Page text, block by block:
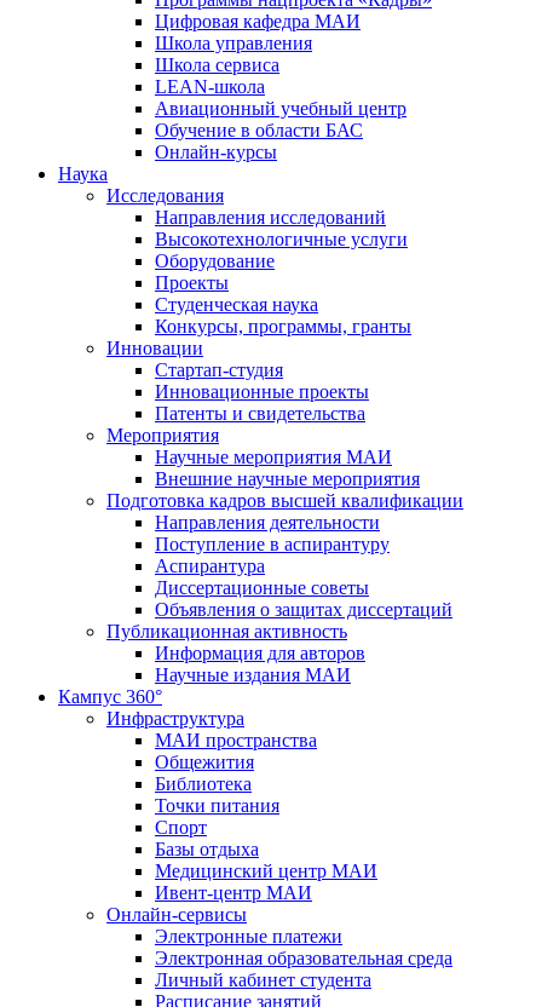
Цифровая кафедра МАИ
Школа управления
Школа сервиса
LEAN-школа
Авиационный учебный центр
Обучение в области БАС
Онлайн-курсы
Наука
Исследования
Направления исследований
Высокотехнологичные услуги
Оборудование
Проекты
Студенческая наука
Конкурсы, программы, гранты
Инновации
Стартап-студия
Инновационные проекты
Патенты и свидетельства
Мероприятия
Научные мероприятия МАИ
Внешние научные мероприятия
Подготовка кадров высшей квалификации
Направления деятельности
Поступление в аспирантуру
Аспирантура
Диссертационные советы
Объявления о защитах диссертаций
Публикационная активность
Информация для авторов
Научные издания МАИ
Кампус 360°
Инфраструктура
МАИ пространства
Общежития
Библиотека
Точки питания
Спорт
Базы отдыха
Медицинский центр МАИ
Ивент-центр МАИ
Онлайн-сервисы
Электронные платежи
Электронная образовательная среда
Личный кабинет студента
Расписание занятий